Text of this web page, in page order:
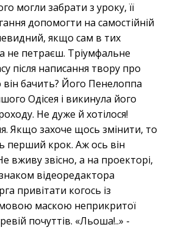
могли забрати з уроку, її
допомогти на самостійній
якщо сам в тих
не петраєш. Тріумфальне
після написання твору про
він бачить? Його Пенелоппа
Одісея і викинула його
Не дуже й хотілося!
Якщо захоче щось змінити, то
перший крок. Аж ось він
вживу звісно, а на проекторі,
відеоредактора
привітати когось із
маскою неприкритої
почуттів. «Льоша!..» -